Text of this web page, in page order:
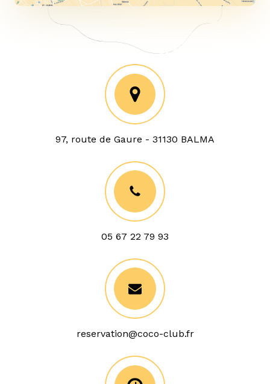
97, route de Gaure - 31130 BALMA
05 67 22 79 93
reservation@coco-club.fr